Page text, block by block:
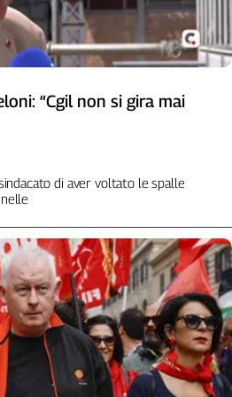
“Cgil non si gira mai
di aver voltato le spalle